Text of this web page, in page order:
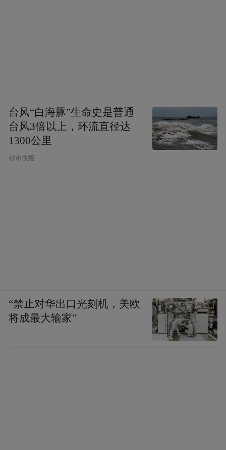
台风“白海豚”生命史是普通
台风3倍以上，环流直径达
1300公里
都市快报
“禁止对华出口光刻机，美欧
将成最大输家”